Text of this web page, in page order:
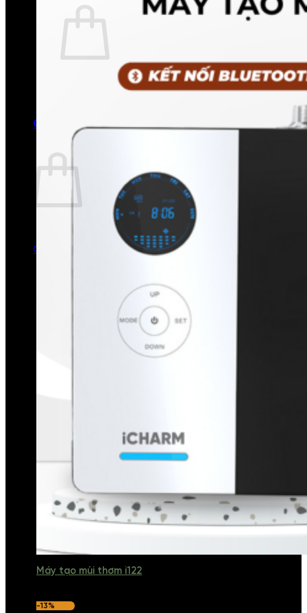
Chưa có sản phẩm trong giỏ hàng.
Quay trở lại cửa hàng
0
Chưa có sản phẩm trong giỏ hàng.
Quay trở lại cửa hàng
Máy tạo mùi thơm i122
-13%